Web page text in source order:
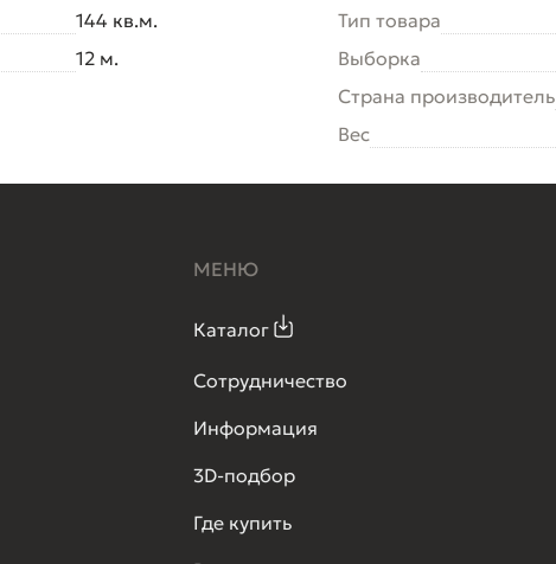
144 кв.м.
12 м.
Тип товара
Выборка
Страна производитель
Вес
МЕНЮ
Каталог
Сотрудничество
Информация
3D-подбор
Где купить